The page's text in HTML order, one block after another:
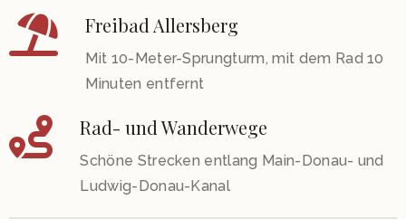
Freibad Allersberg
Mit 10-Meter-Sprungturm, mit dem Rad 10
Minuten entfernt
Rad- und Wanderwege
Schöne Strecken entlang Main-Donau- und
Ludwig-Donau-Kanal